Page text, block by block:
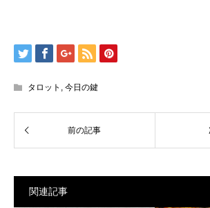
タロット , 今日の鍵
関連記事